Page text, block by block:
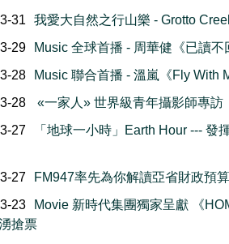
31
我愛大自然之行山樂 - Grotto
29
Music 全球首播 - 周華健《已讀不
28
Music 聯合首播 - 溫嵐《Fly With
28
«一家人» 世界級青年攝影師專訪
27
「地球一小時」Earth Hour --- 發
27
FM947率先為你解讀亞省財政預
23
Movie 新時代集團獨家呈獻 《
搶票